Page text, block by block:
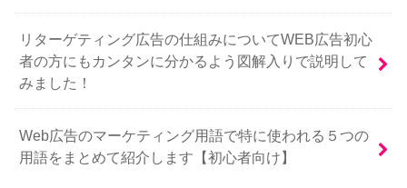
リターゲティング広告の仕組みについてWEB広告初心
者の方にもカンタンに分かるよう図解入りで説明して
みました！
Web広告のマーケティング用語で特に使われる５つの
用語をまとめて紹介します【初心者向け】